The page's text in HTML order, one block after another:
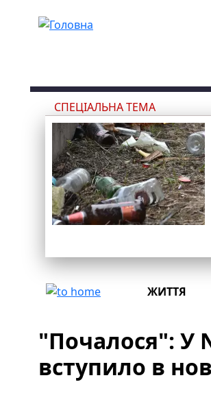
СПЕЦІАЛЬНА ТЕМА
ЖИТТЯ
"Почалося": У
вступило в